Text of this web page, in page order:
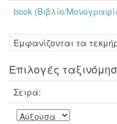
book (Βιβλίο/
Eμφανίζονται τα
Επιλογές
Σειρά: